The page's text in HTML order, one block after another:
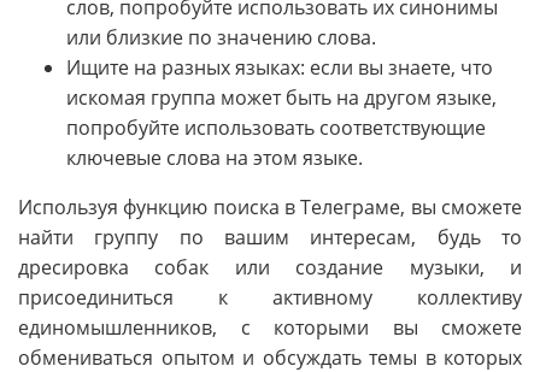
слов, попробуйте использовать их синонимы
или близкие по значению слова.
Ищите на разных языках: если вы знаете, что
искомая группа может быть на другом языке,
попробуйте использовать соответствующие
ключевые слова на этом языке.
Используя функцию поиска в Телеграме, вы сможете
найти группу по вашим интересам, будь то
дресировка собак или создание музыки, и
присоединиться к активному коллективу
единомышленников, с которыми вы сможете
обмениваться опытом и обсуждать темы в которых